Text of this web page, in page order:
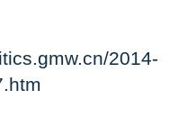
2014-